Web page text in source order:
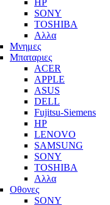
SONY
TOSHIBA
Αλλα
Μνημες
Μπαταριες
ACER
APPLE
ASUS
DELL
Fujitsu-Siemens
HP
LENOVO
SAMSUNG
SONY
TOSHIBA
Αλλα
Οθονες
SONY